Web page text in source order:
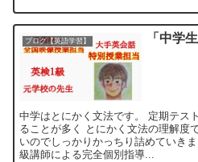
ブログ【英語学習】 「中学
中学はとにかく文法です。 定期テス
ることが多く とにかく文法の理解度
いのでしっかりかっちり詰めていき
級講師による完全個別指導...